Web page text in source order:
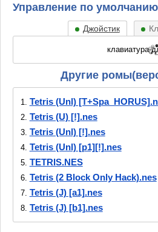
Управление по умолчанию
Джойстик
Другие
1. Tetris (Unl)
2. Tetris (U) [!].nes
3. Tetris (Unl) [!].nes
4. Tetris (Unl) [p1][!].nes
5. TETRIS.NES
6. Tetris (2 Block Only Hack).nes
7. Tetris (J) [a1].nes
8. Tetris (J) [b1].nes
9.Tetris (J) [b2].nes